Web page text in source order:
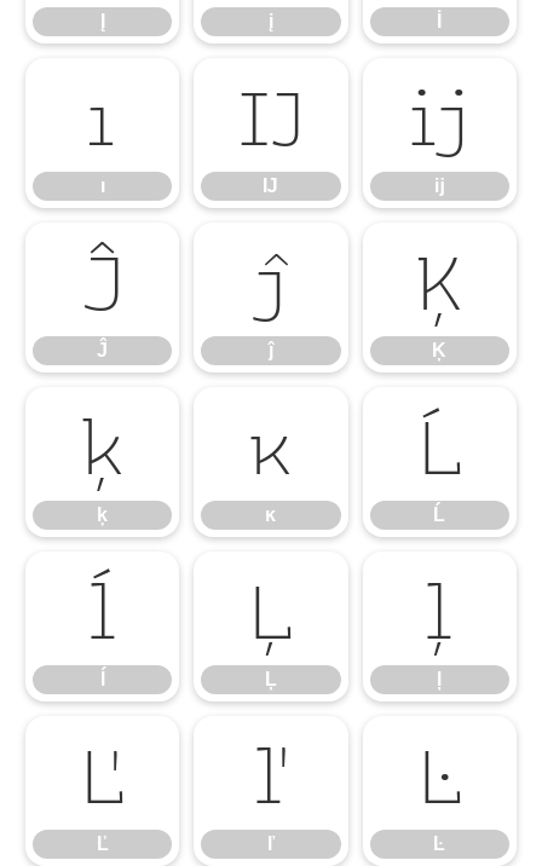
į
ı
ı
Ĳ
Ĳ
ĳ
ĳ
Ĵ
Ĵ
ĵ
ĵ
Ķ
Ķ
ķ
ķ
ĸ
ĸ
Ĺ
Ĺ
ĺ Ļ
Ļ
ļ
Ľ
Ľ
ľ
ľ
Ŀ
Ŀ